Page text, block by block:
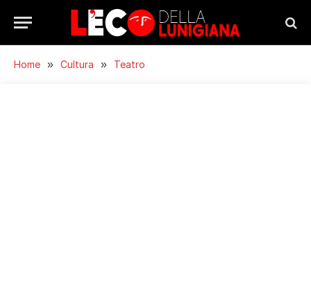
Home » Cultura » Teatro